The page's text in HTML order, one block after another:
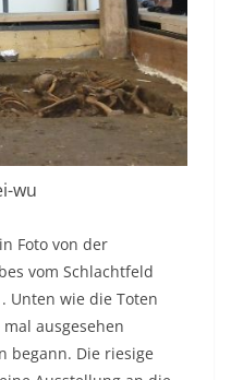
wu
Foto von der
vom Schlachtfeld
Unten wie die Toten
ausgesehen
begann. Die riesige